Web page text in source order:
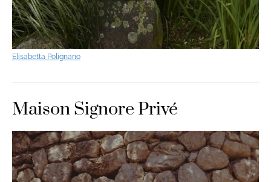
Elisabetta Polignano
Maison Signore Privé